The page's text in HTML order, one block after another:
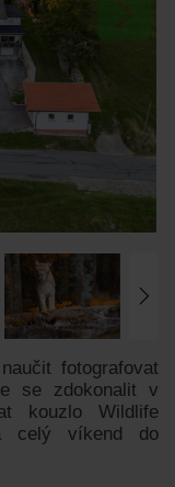
fotografovat
se zdokonalit v
kouzlo Wildlife
celý víkend do